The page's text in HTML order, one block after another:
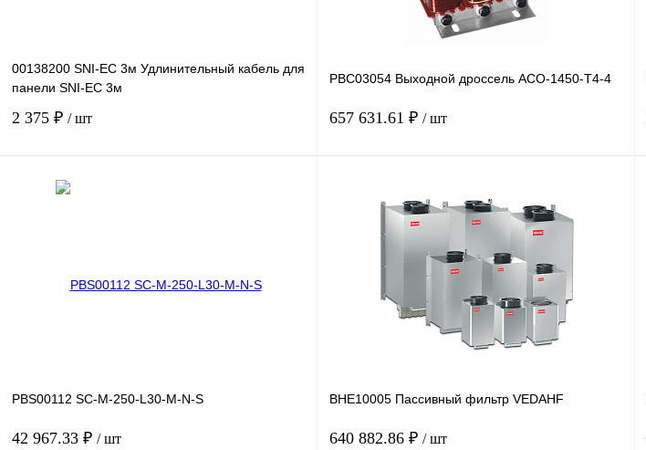
00138200 SNI-EC 3м Удлинительный кабель для
панели SNI-EC 3м
2 375 ₽ / шт
PBC03054 Выходной дроссель ACO-1450-T4-4
657 631.61 ₽ / шт
Купить в 1 клик
В избранное Под заказ
PBS00112 SC-M-250-L30-M-N-S
42 967.33 ₽ / шт
BHE10005 Пассивный фильтр VEDAHF
640 882.86 ₽ / шт